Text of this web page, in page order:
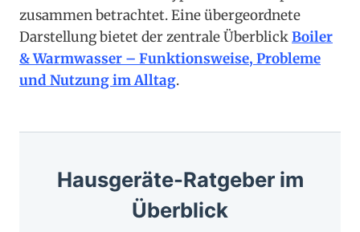
zusammen betrachtet. Eine übergeordnete
Darstellung bietet der zentrale ÜberblickBoiler
& Warmwasser – Funktionsweise, Probleme
und Nutzung im Alltag.
Hausgeräte-Ratgeber im
Überblick